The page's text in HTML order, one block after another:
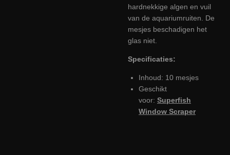
hardnekkige algen en vuil
van de aquariumruiten. De
mesjes beschadigen het
glas niet.
Specificaties:
Inhoud: 10 mesjes
Geschikt
voor: Superfish
Window Scraper